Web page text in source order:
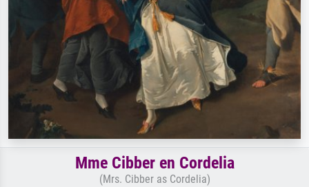
Mme Cibber en Cordelia
(Mrs. Cibber as Cordelia)